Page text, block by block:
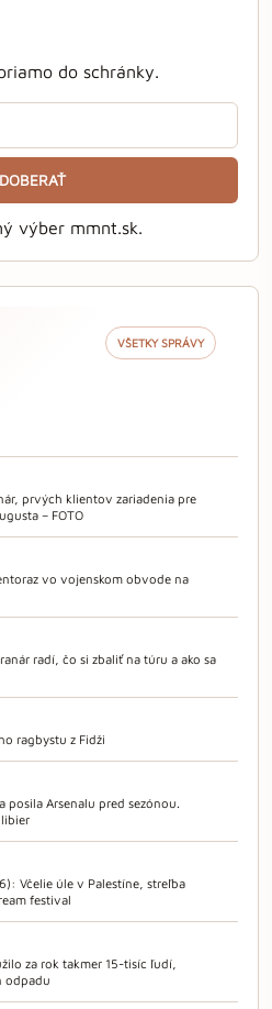
do schránky.
výber mmnt.sk.
VŠETKY SPRÁVY
prvých klientov zariadenia pre
– FOTO
vo vojenskom obvode na
radí, čo si zbaliť na túru a ako sa
ragbystu z Fidži
posila Arsenalu pred sezónou.
Včelie úle v Palestíne, streľba
festival
za rok takmer 15-tisíc ľudí,
odpadu